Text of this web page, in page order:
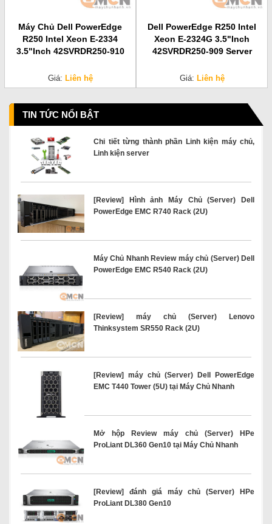
Máy Chủ Dell PowerEdge
R250 Intel Xeon E-2334
3.5"Inch 42SVRDR250-910
Giá: Liên hệ
Dell PowerEdge R250 Intel
Xeon E-2324G 3.5"Inch
42SVRDR250-909 Server
Giá: Liên hệ
TIN TỨC NỔI BẬT
Chi tiết từng thành phần Linh kiện máy chủ,
Linh kiện server
[Review] Hình ảnh Máy Chủ (Server) Dell
PowerEdge EMC R740 Rack (2U)
Máy Chủ Nhanh Review máy chủ (Server) Dell
PowerEdge EMC R540 Rack (2U)
[Review] máy chủ (Server) Lenovo
Thinksystem SR550 Rack (2U)
[Review] máy chủ (Server) Dell PowerEdge
EMC T440 Tower (5U) tại Máy Chủ Nhanh
Mở hộp Review máy chủ (Server) HPe
ProLiant DL360 Gen10 tại Máy Chủ Nhanh
[Review] đánh giá máy chủ (Server) HPe
ProLiant DL380 Gen10